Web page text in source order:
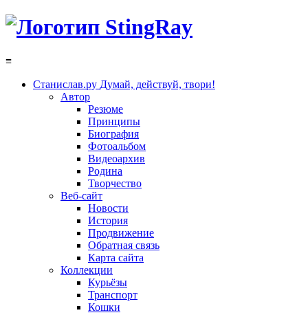
≡
Станислав.ру Думай, действуй, твори!
Автор
Резюме
Принципы
Биография
Фотоальбом
Видеоархив
Родина
Творчество
Веб-сайт
Новости
История
Продвижение
Обратная связь
Карта сайта
Коллекции
Курьёзы
Транспорт
Кошки